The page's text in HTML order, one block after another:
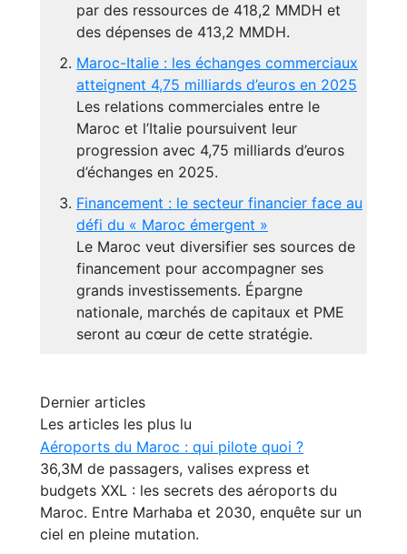
par des ressources de 418,2 MMDH et
des dépenses de 413,2 MMDH.
Maroc-Italie : les échanges commerciaux
atteignent 4,75 milliards d’euros en 2025
Les relations commerciales entre le
Maroc et l’Italie poursuivent leur
progression avec 4,75 milliards d’euros
d’échanges en 2025.
Financement : le secteur financier face au
défi du « Maroc émergent »
Le Maroc veut diversifier ses sources de
financement pour accompagner ses
grands investissements. Épargne
nationale, marchés de capitaux et PME
seront au cœur de cette stratégie.
Dernier articles
Les articles les plus lu
Aéroports du Maroc : qui pilote quoi ?
36,3M de passagers, valises express et
budgets XXL : les secrets des aéroports du
Maroc. Entre Marhaba et 2030, enquête sur un
ciel en pleine mutation.